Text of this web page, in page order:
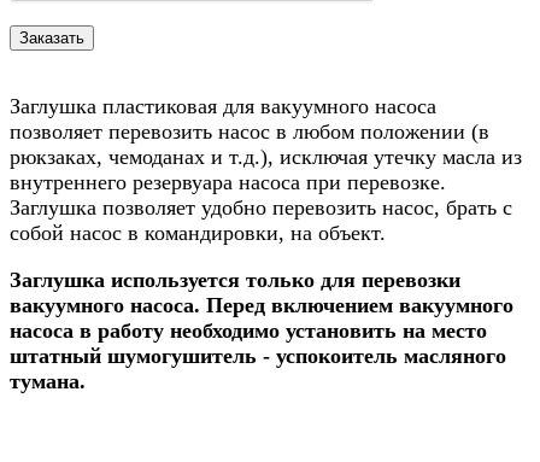
Заглушка пластиковая для вакуумного насоса
позволяет перевозить насос в любом положении (в
рюкзаках, чемоданах и т.д.), исключая утечку масла из
внутреннего резервуара насоса при перевозке.
Заглушка позволяет удобно перевозить насос, брать с
собой насос в командировки, на объект.
Заглушка используется только для перевозки
вакуумного насоса. Перед включением вакуумного
насоса в работу необходимо установить на место
штатный шумогушитель - успокоитель масляного
тумана.